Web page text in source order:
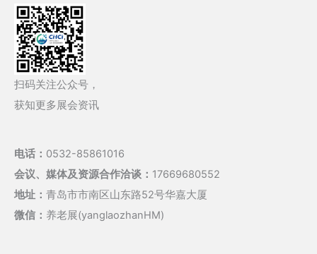
扫码关注公众号，
获知更多展会资讯
电话： 0532-85861016
会议、媒体及资源合作洽谈： 17669680552
地址： 青岛市市南区山东路52号华嘉大厦
微信： 养老展(yanglaozhanHM)